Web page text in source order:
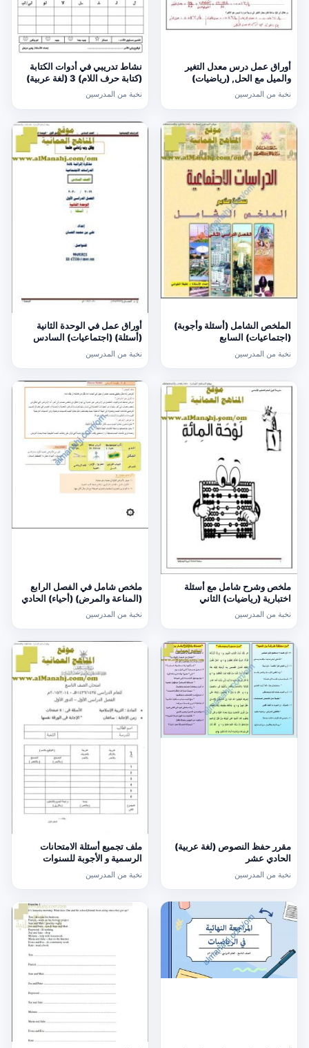
أوراق عمل درس معدل التغير
والميل مع الحل, (رياضيات)
الحادي عشر العام
نخبة من المدرسين
نشاط تدريبي في أدوات الكتابة
(كتابة حرف اللام) 3 (لغة عربية)
نخبة من المدرسين
الملخص الشامل (أسئلة وأجوبة)
(اجتماعيات) السابع
نخبة من المدرسين
أوراق عمل في الوحدة الثانية
(أسئلة) (اجتماعيات) السادس
نخبة من المدرسين
ملخص وشرح شامل مع أسئلة
اختبارية (رياضيات) الثاني
نخبة من المدرسين
ملخص شامل في الفصل الرابع
(المناعة والمرض) (أحياء) الحادي
نخبة من المدرسين
مقرر حفظ النصوص (لغة عربية)
الحادي عشر
نخبة من المدرسين
ملف تجميع أسئلة الامتحانات
الرسمية و الأجوبة للسنوات
السابقة الدور الأول (الامتحانات)
التاسع
نخبة من المدرسين